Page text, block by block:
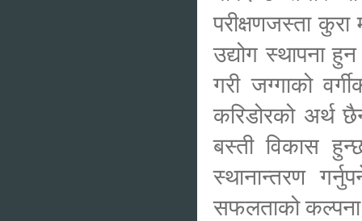
परीक्षणजस्ता
उद्योग स्थापना
गरी जग्गाको
करिडोरको अर्थ
बस्ती विकास
स्थानान्तरण
सफलताको